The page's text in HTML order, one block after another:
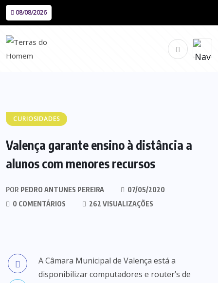
08/08/2026
CURIOSIDADES
Valença garante ensino à distância a
alunos com menores recursos
POR PEDRO ANTUNES PEREIRA
07/05/2020
0 COMENTÁRIOS
262 VISUALIZAÇÕES
A Câmara Municipal de Valença está a
disponibilizar computadores e router’s de